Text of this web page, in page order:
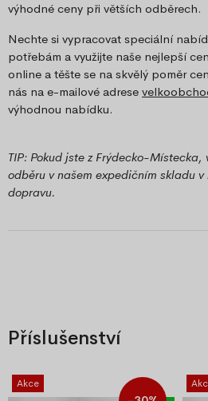
výhodné ceny při větších odběrech.
Nechte si vypracovat speciální
potřebám a využijte naše nejlepší
online a těšte se na skvělý poměr
nás na e-mailové adrese
výhodnou nabídku.
TIP: Pokud jste z Frýdecko-Místecka,
odběru v našem expedičním skladu
dopravu.
Příslušenství
Akce